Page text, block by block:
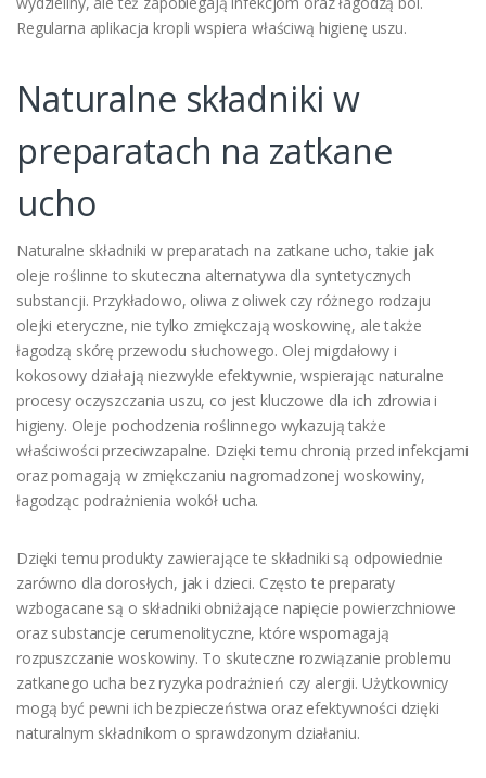
Regularna aplikacja kropli wspiera właściwą higienę uszu.
Naturalne składniki w
preparatach na zatkane
ucho
Naturalne składniki w preparatach na zatkane ucho, takie jak
oleje roślinne to skuteczna alternatywa dla syntetycznych
substancji. Przykładowo, oliwa z oliwek czy różnego rodzaju
olejki eteryczne, nie tylko zmiękczają woskowinę, ale także
łagodzą skórę przewodu słuchowego. Olej migdałowy i
kokosowy działają niezwykle efektywnie, wspierając naturalne
procesy oczyszczania uszu, co jest kluczowe dla ich zdrowia i
higieny. Oleje pochodzenia roślinnego wykazują także
właściwości przeciwzapalne. Dzięki temu chronią przed infekcjami
oraz pomagają w zmiękczaniu nagromadzonej woskowiny,
łagodząc podrażnienia wokół ucha.
Dzięki temu produkty zawierające te składniki są odpowiednie
zarówno dla dorosłych, jak i dzieci. Często te preparaty
wzbogacane są o składniki obniżające napięcie powierzchniowe
oraz substancje cerumenolityczne, które wspomagają
rozpuszczanie woskowiny. To skuteczne rozwiązanie problemu
zatkanego ucha bez ryzyka podrażnień czy alergii. Użytkownicy
mogą być pewni ich bezpieczeństwa oraz efektywności dzięki
naturalnym składnikom o sprawdzonym działaniu.